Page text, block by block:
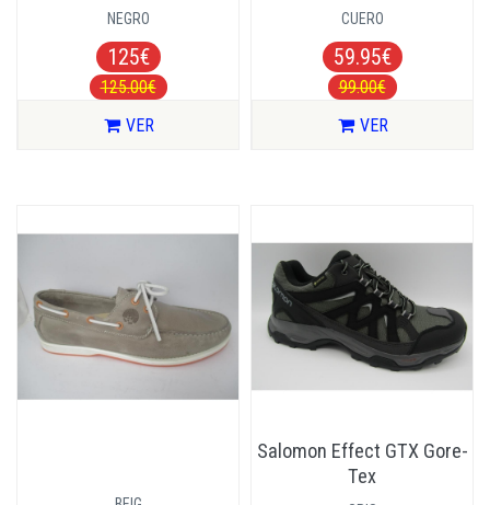
NEGRO
125€
125.00€
VER
CUERO
59.95€
99.00€
VER
Salomon Effect GTX Gore-
Tex